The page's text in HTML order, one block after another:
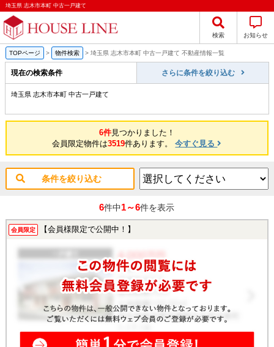
埼玉県 志木市本町 中古一戸建て
検索 お知らせ
TOPページ > 物件検索 > 埼玉県 志木市本町 中古一戸建て 不動産情報一覧
現在の検索条件 さらに条件を絞り込む
埼玉県 志木市本町 中古一戸建て
6件見つかりました！
会員限定物件は3519件あります。今すぐ見る
条件を絞り込む
6件中1～6件を表示
会員限定 【会員様限定で公開中！】